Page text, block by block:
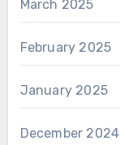
March 2025
February 2025
January 2025
December 2024